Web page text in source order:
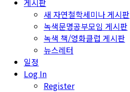
게시판
새 자연철학세미나 게시판
녹색문명공부모임 게시판
녹색 책/영화클럽 게시판
뉴스레터
일정
Log In
Register